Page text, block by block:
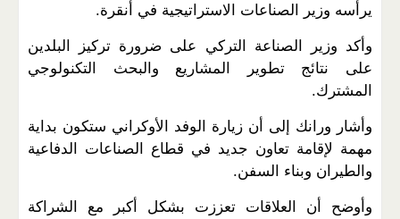
يرأسه وزير الصناعات الاستراتيجية في أنقرة.
وأكد وزير الصناعة التركي على ضرورة تركيز البلدين
على نتائج تطوير المشاريع والبحث التكنولوجي
المشترك.
وأشار ورانك إلى أن زيارة الوفد الأوكراني ستكون بداية
مهمة لإقامة تعاون جديد في قطاع الصناعات الدفاعية
والطيران وبناء السفن.
وأوضح أن العلاقات تعززت بشكل أكبر مع الشراكة